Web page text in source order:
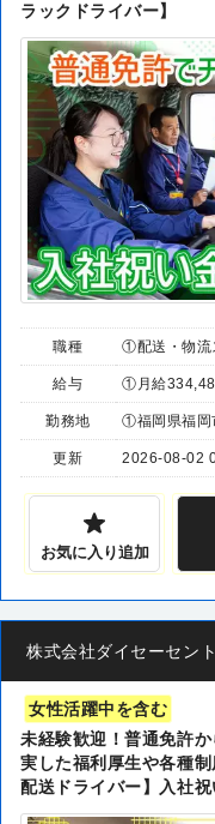
ラックドライバー】
職種 ①配送・物流
給与 ①月給
勤務地 ①福岡県福岡
更新 2026-08-02
お気に入り追加
株式会社ダイセーセン
女性活躍中を含む
未経験歓迎！普通免許
実した福利厚生や各種
配送ドライバー】入社